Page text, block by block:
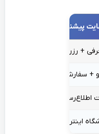
پیشنهادی
+ رزرو آنلاین
+ سفارش آنلاین
اطلاع‌رسانی
اینترنتی